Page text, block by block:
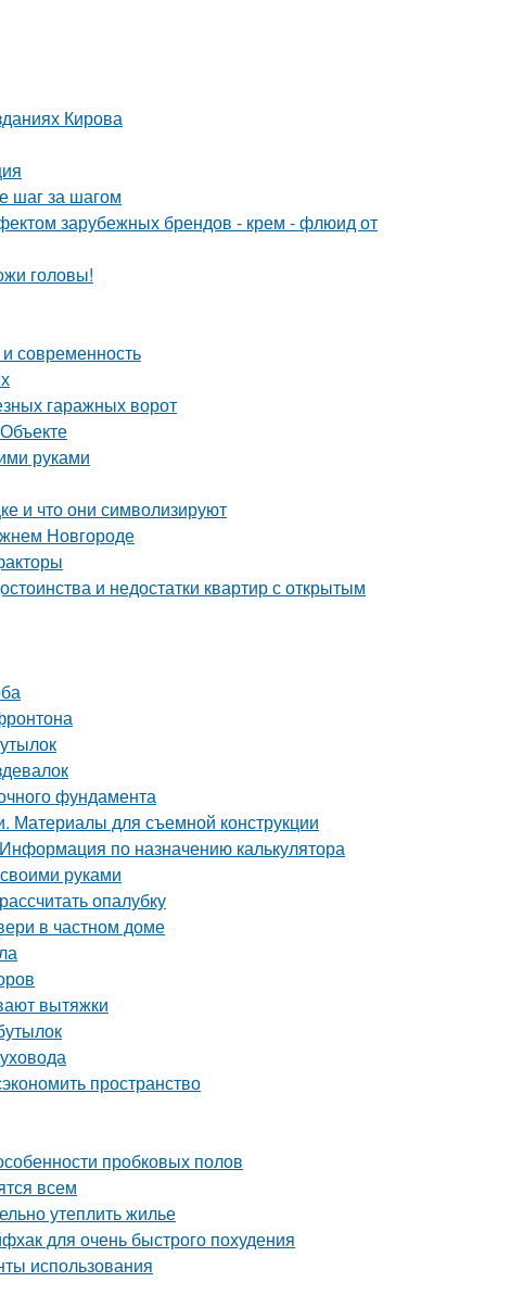
Кирова
шаг за шагом
зарубежных брендов - крем - флюид от
головы!
современность
гаражных ворот
руками
и что они символизируют
Новгороде
и недостатки квартир с открытым
фундамента
Материалы для съемной конструкции
по назначению калькулятора
руками
опалубку
в частном доме
вытяжки
пространство
пробковых полов
всем
утеплить жилье
для очень быстрого похудения
использования